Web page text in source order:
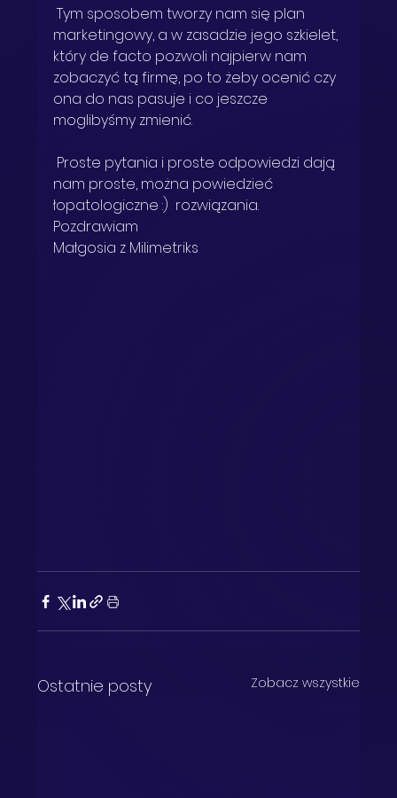
Tym sposobem tworzy nam się plan
marketingowy, a w zasadzie jego szkielet,
który de facto pozwoli najpierw nam
zobaczyć tą firmę, po to żeby ocenić czy
ona do nas pasuje i co jeszcze
moglibyśmy zmienić.
nam proste, można powiedzieć
łopatologiczne :)  rozwiązania.
Pozdrawiam
Małgosia z Milimetriks
Ostatnie posty Zobacz wszystkie